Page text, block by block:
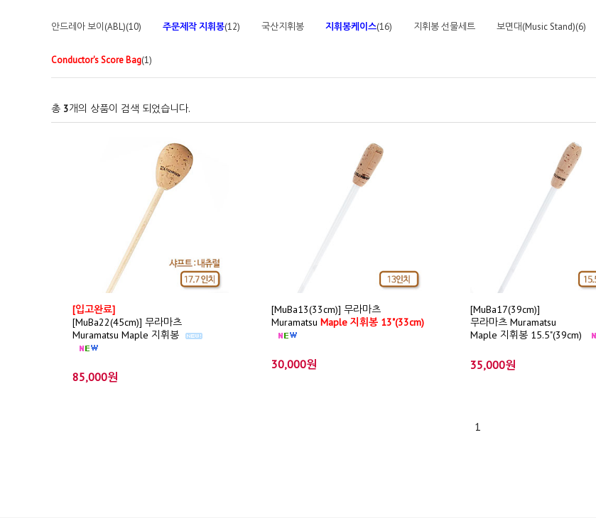
안드레아 보이(ABL)(10) 주문제작 지휘봉(12) 국산지휘봉 지휘봉케이스(16) 지휘봉 선물세트 보면대(Music Stand)(6)
Conductor's Score Bag(1)
총 3개의 상품이 검색 되었습니다.
[입고완료]
[MuBa22(45cm)] 무라마츠
Muramatsu Maple 지휘봉
85,000원
[MuBa13(33cm)] 무라마츠
Muramatsu Maple 지휘봉 13"(33cm)
30,000원
[MuBa17(39cm)]
무라마츠 Muramatsu
Maple 지휘봉 15.5"(39cm)
35,000원
1